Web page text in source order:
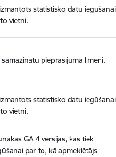
statistisko datu iegūšanai
vietni.
pieprasījuma līmeni.
statistisko datu iegūšanai
vietni.
GA 4 versijas, kas tiek
par to, kā apmeklētājs